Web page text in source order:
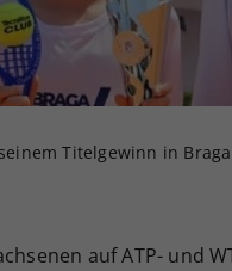
Titelgewinn in
auf ATP- und